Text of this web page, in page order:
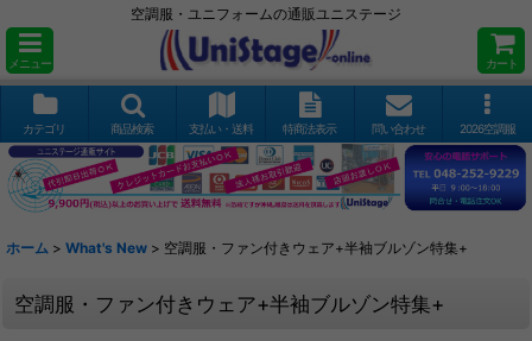
空調服・ユニフォームの通販ユニステージ
メニュー カート
カテゴリ 商品検索 支払い・送料 特商法表示 問い合わせ 2026空調服
ホーム > What's New > 空調服・ファン付きウェア+半袖ブルゾン特集+
空調服・ファン付きウェア+半袖ブルゾン特集+